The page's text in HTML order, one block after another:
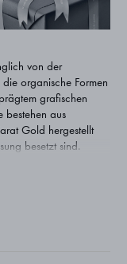
von der
organische Formen
grafischen
bestehen aus
Gold hergestellt
besetzt sind.